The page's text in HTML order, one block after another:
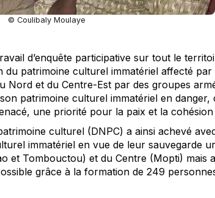
© Coulibaly Moulaye
d’enquête participative sur tout le
du patrimoine culturel immatériel affecté par
Nord et du Centre-Est par des groupes
patrimoine culturel immatériel en
une priorité pour la paix et la cohésion
culturel (DNPC) a ainsi achevé
immatériel en vue de leur sauvegarde
et Tombouctou) et du Centre (Mopti) mais
grâce à la formation de 249